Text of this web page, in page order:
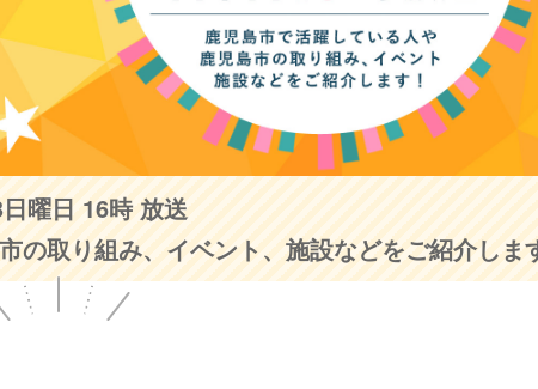
曜日 16時 放送
の取り組み、イベント、施設などをご紹介しま